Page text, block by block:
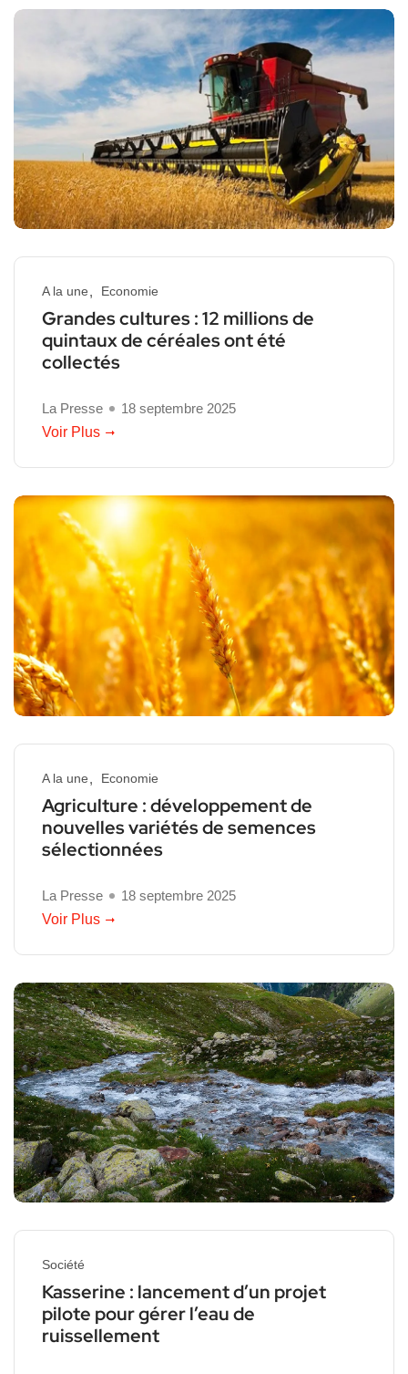
A la une Economie
Grandes cultures : 12 millions de
quintaux de céréales ont été
collectés
La Presse
18 septembre 2025
Voir Plus
A la une Economie
Agriculture : développement de
nouvelles variétés de semences
sélectionnées
La Presse
18 septembre 2025
Voir Plus
Société
Kasserine : lancement d’un projet
pilote pour gérer l’eau de
ruissellement